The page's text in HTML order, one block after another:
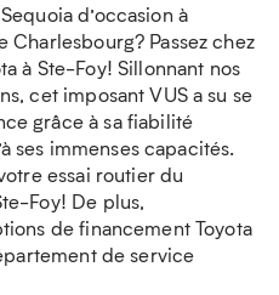
d’occasion à
Passez chez
à Ste-Foy! Sillonnant nos
cet imposant VUS a su se
grâce à sa fiabilité
ses immenses capacités.
essai routier du
Foy! De plus,
de financement Toyota
de service